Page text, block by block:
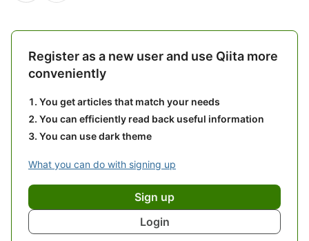
Register as a new user and use Qiita more
conveniently
You get articles that match your needs
You can efficiently read back useful information
You can use dark theme
What you can do with signing up
Sign up
Login